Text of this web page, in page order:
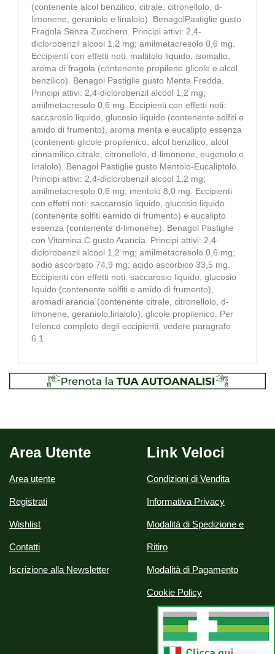
(contenente alcol benzilico, citrale, citronellolo, d-
limonene, geraniolo e linalolo). BenagolPastiglie gusto
Fragola Senza Zucchero. Principi attivi: 2,4-
diclorobenzil alcool 1,2 mg; amilmetacresolo 0,6 mg.
Eccipienti con effetti noti: maltitolo liquido, isomalto,
aroma di fragola (contenente propilene glicole e alcol
benzilico). Benagol Pastiglie gusto Menta Fredda.
Principi attivi: 2,4-diclorobenzil alcool 1,2 mg;
amilmetacresolo 0,6 mg. Eccipienti con effetti noti:
saccarosio liquido, glucosio liquido (contenente solfiti e
amido di frumento), aroma menta e eucalipto essenza
(contenenti glicole propilenico, alcol benzilico, alcol
cinnamilico,citrale, citronellolo, d-limonene, eugenolo e
linalolo). Benagol Pastiglie gusto Mentolo-Eucaliptolo.
Principi attivi: 2,4-diclorobenzil alcool 1,2 mg;
amilmetacresolo 0,6 mg; mentolo 8,0 mg. Eccipienti
con effetti noti: saccarosio liquido, glucosio liquido
(contenente solfiti eamido di frumento) e eucalipto
essenza (contenente d-limonene). Benagol Pastiglie
con Vitamina C gusto Arancia. Principi attivi: 2,4-
diclorobenzil alcool 1,2 mg; amilmetacresolo 0,6 mg;
sodio ascorbato 74,9 mg; acido ascorbico 33,5 mg.
Eccipienti con effetti noti: saccarosio liquido, glucosio
liquido (contenente solfiti e amido di frumento),
aromadi arancia (contenente citrale, citronellolo, d-
limonene, geraniolo,linalolo), glicole propilenico. Per
l'elenco completo degli eccipienti, vedere paragrafo
6.1.
Area Utente
Area utente
Registrati
Wishlist
Contatti
Iscrizione alla Newsletter
Link Veloci
Condizioni di Vendita
Informativa Privacy
Modalità di Spedizione e
Ritiro
Modalità di Pagamento
Cookie Policy